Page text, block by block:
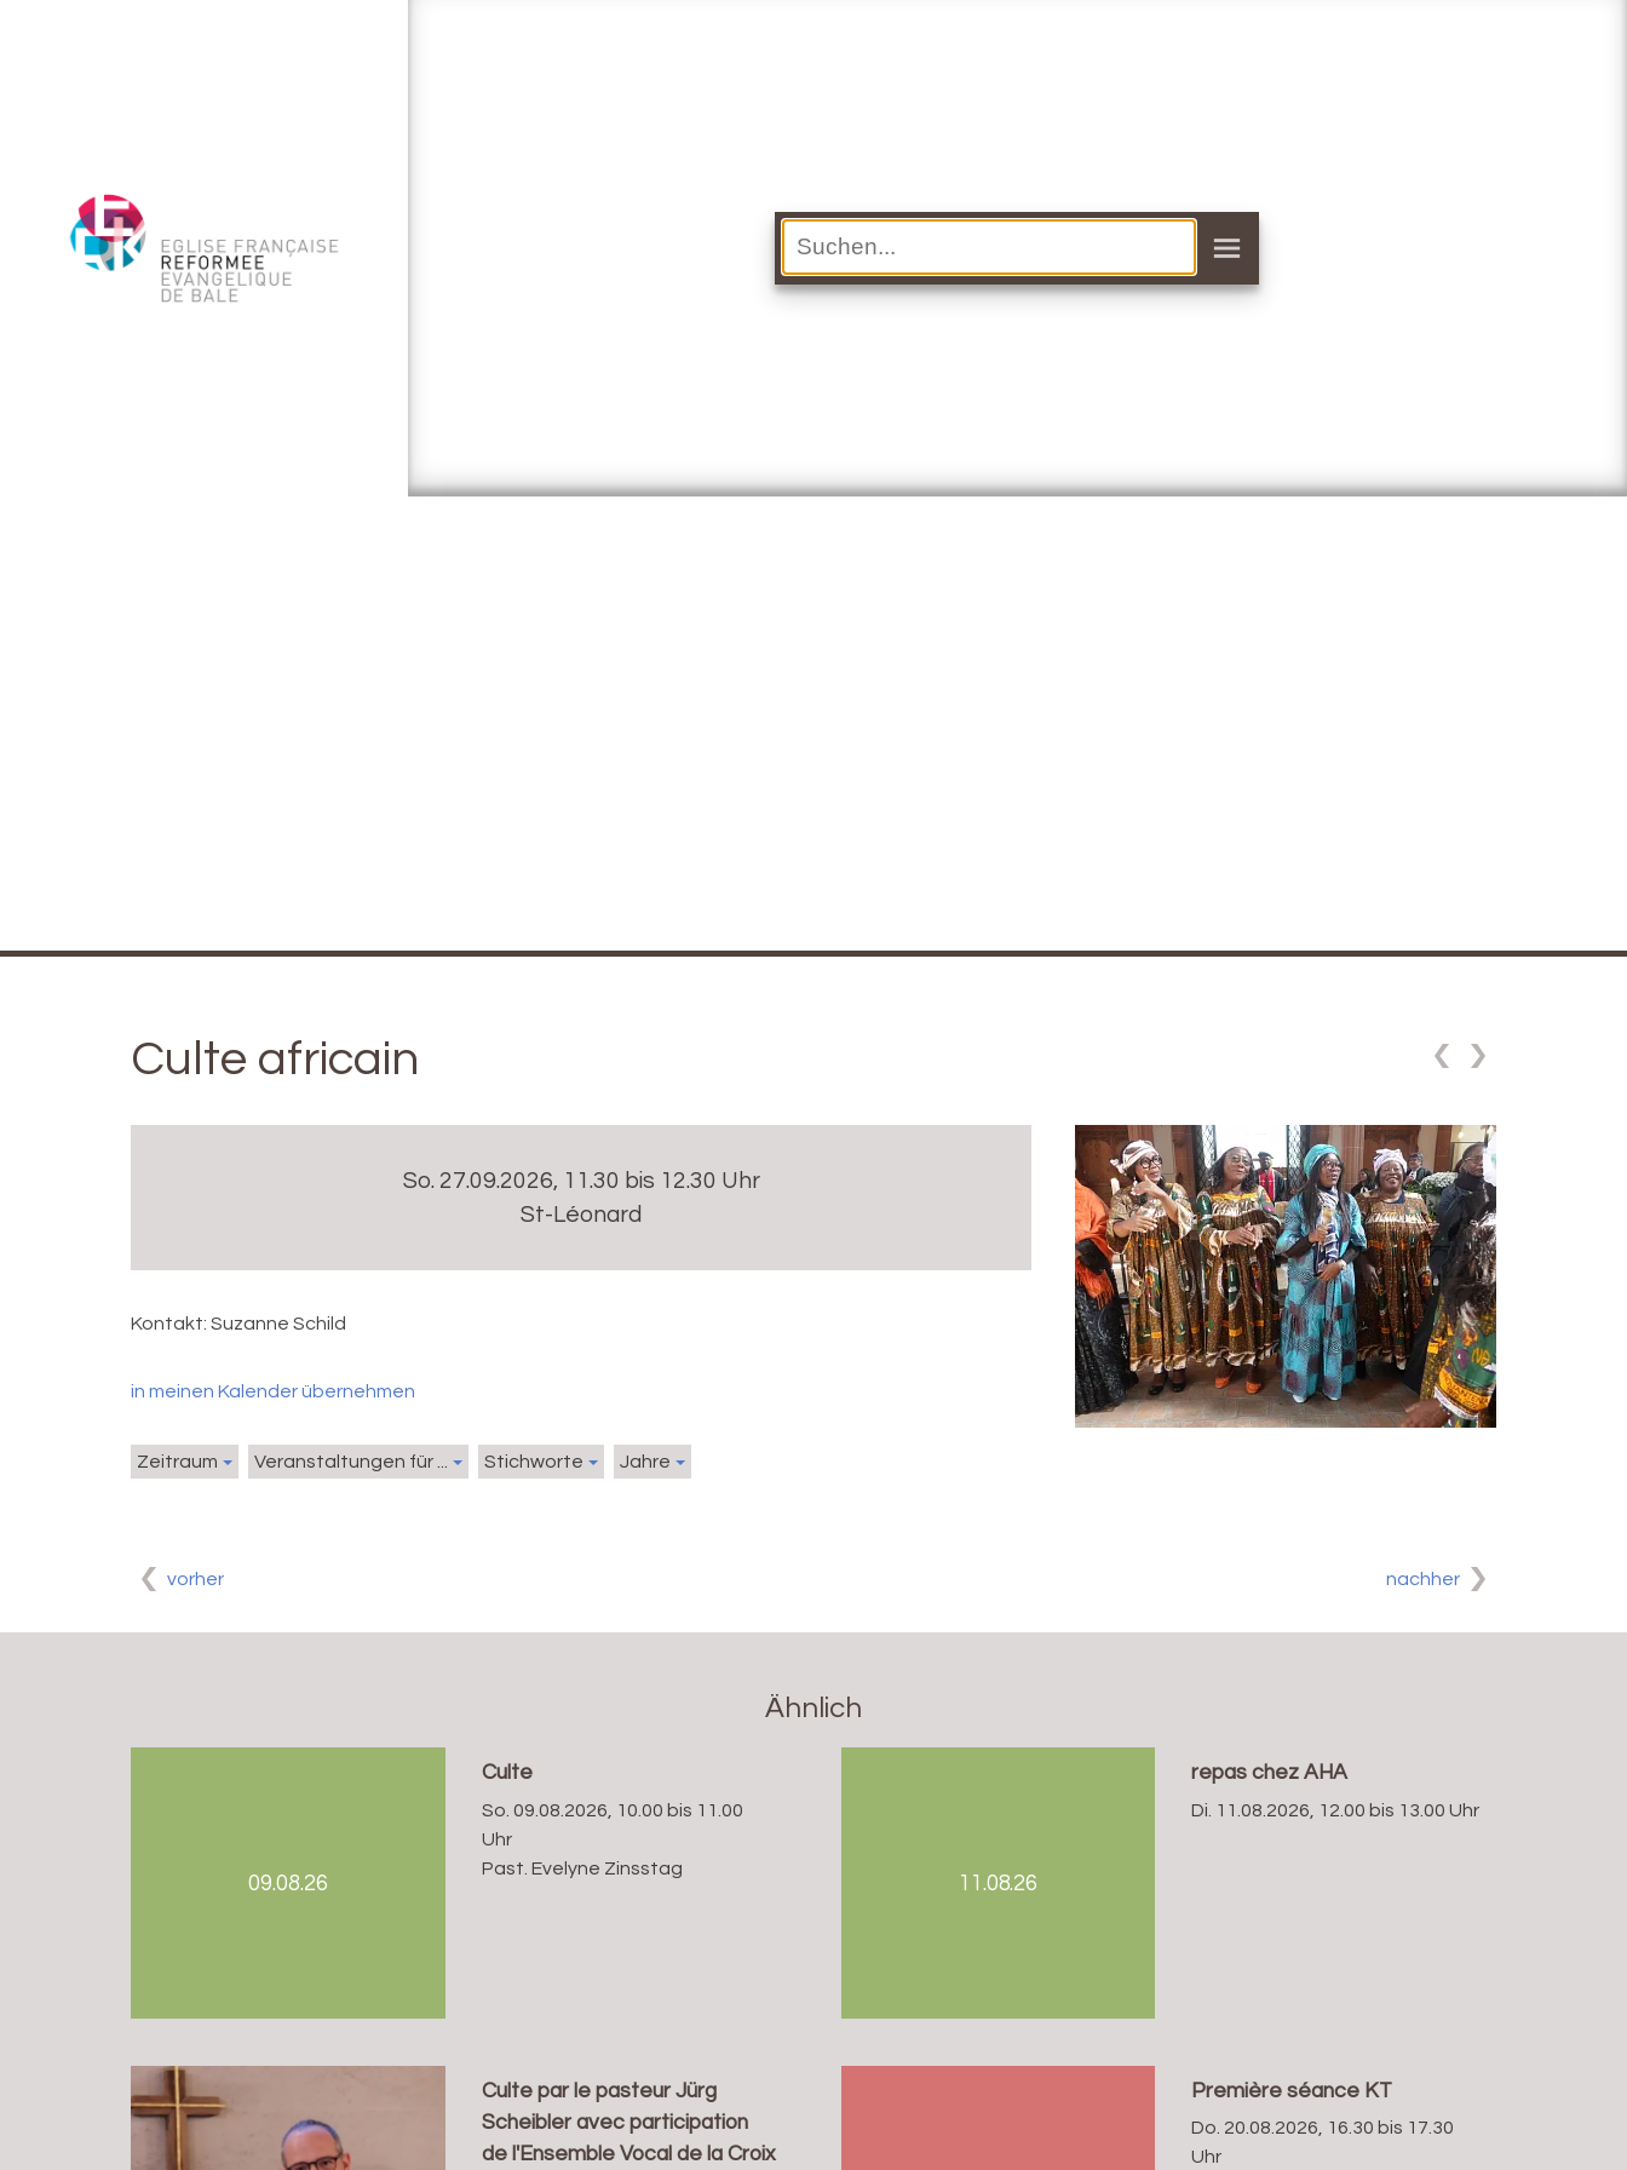
Culte africain
So. 27.09.2026, 11.30 bis 12.30 Uhr
St-Léonard
Kontakt: Suzanne Schild
in meinen Kalender übernehmen
Zeitraum Veranstaltungen für ... Stichworte Jahre
vorher nachher
Ähnlich
09.08.26
Culte
So. 09.08.2026, 10.00 bis 11.00
Uhr
Past. Evelyne Zinsstag
11.08.26
repas chez AHA
Di. 11.08.2026, 12.00 bis 13.00 Uhr
Culte par le pasteur Jürg
Scheibler avec participation
de l'Ensemble Vocal de la Croix
Première séance KT
Do. 20.08.2026, 16.30 bis 17.30
Uhr